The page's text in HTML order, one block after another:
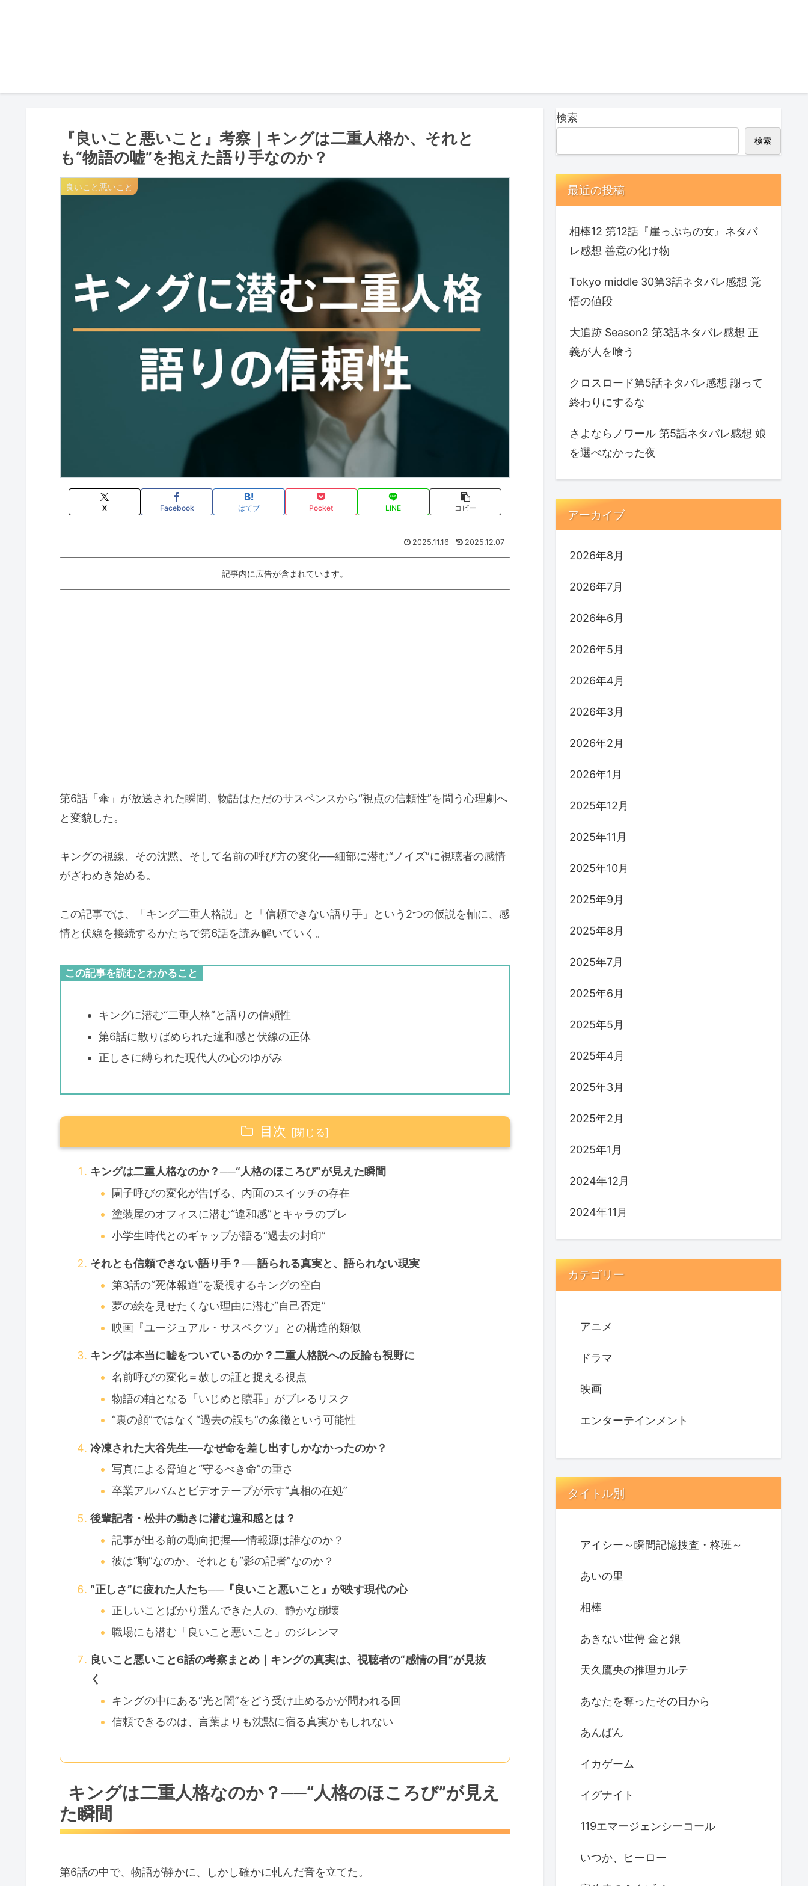
『良いこと悪いこと』考察｜キングは二重人格か、それと
も“物語の嘘”を抱えた語り手なのか？
良いこと悪いこと
X Facebook はてブ Pocket LINE コピー
2025.11.16 2025.12.07
記事内に広告が含まれています。
第6話「傘」が放送された瞬間、物語はただのサスペンスから“視点の信頼性”を問う心理劇へ
と変貌した。
キングの視線、その沈黙、そして名前の呼び方の変化──細部に潜む“ノイズ”に視聴者の感情
がざわめき始める。
この記事では、「キング二重人格説」と「信頼できない語り手」という2つの仮説を軸に、感
情と伏線を接続するかたちで第6話を読み解いていく。
この記事を読むとわかること
キングに潜む“二重人格”と語りの信頼性
第6話に散りばめられた違和感と伏線の正体
正しさに縛られた現代人の心のゆがみ
目次
キングは二重人格なのか？──“人格のほころび”が見えた瞬間
園子呼びの変化が告げる、内面のスイッチの存在
塗装屋のオフィスに潜む“違和感”とキャラのブレ
小学生時代とのギャップが語る“過去の封印”
それとも信頼できない語り手？──語られる真実と、語られない現実
第3話の“死体報道”を凝視するキングの空白
夢の絵を見せたくない理由に潜む“自己否定”
映画『ユージュアル・サスペクツ』との構造的類似
キングは本当に嘘をついているのか？二重人格説への反論も視野に
名前呼びの変化＝赦しの証と捉える視点
物語の軸となる「いじめと贖罪」がブレるリスク
“裏の顔”ではなく“過去の誤ち”の象徴という可能性
冷凍された大谷先生──なぜ命を差し出すしかなかったのか？
写真による脅迫と“守るべき命”の重さ
卒業アルバムとビデオテープが示す“真相の在処”
後輩記者・松井の動きに潜む違和感とは？
記事が出る前の動向把握──情報源は誰なのか？
彼は“駒”なのか、それとも“影の記者”なのか？
“正しさ”に疲れた人たち──『良いこと悪いこと』が映す現代の心
正しいことばかり選んできた人の、静かな崩壊
職場にも潜む「良いこと悪いこと」のジレンマ
良いこと悪いこと6話の考察まとめ｜キングの真実は、視聴者の“感情の目”が見抜
く
キングの中にある“光と闇”をどう受け止めるかが問われる回
信頼できるのは、言葉よりも沈黙に宿る真実かもしれない
キングは二重人格なのか？──“人格のほころび”が見え
た瞬間
第6話の中で、物語が静かに、しかし確かに軋んだ音を立てた。
検索
検索
最近の投稿
相棒12 第12話『崖っぷちの女』ネタバ
レ感想 善意の化け物
Tokyo middle 30第3話ネタバレ感想 覚
悟の値段
大追跡 Season2 第3話ネタバレ感想 正
義が人を喰う
クロスロード第5話ネタバレ感想 謝って
終わりにするな
さよならノワール 第5話ネタバレ感想 娘
を選べなかった夜
アーカイブ
2026年8月
2026年7月
2026年6月
2026年5月
2026年4月
2026年3月
2026年2月
2026年1月
2025年12月
2025年11月
2025年10月
2025年9月
2025年8月
2025年7月
2025年6月
2025年5月
2025年4月
2025年3月
2025年2月
2025年1月
2024年12月
2024年11月
カテゴリー
アニメ
ドラマ
映画
エンターテインメント
タイトル別
アイシー～瞬間記憶捜査・柊班～
あいの里
相棒
あきない世傳 金と銀
天久鷹央の推理カルテ
あなたを奪ったその日から
あんぱん
イカゲーム
イグナイト
119エマージェンシーコール
いつか、ヒーロー